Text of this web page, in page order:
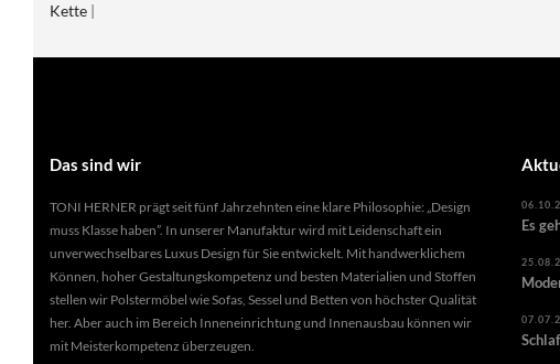
Kette |
Das sind wir
TONI HERNER prägt seit fünf Jahrzehnten eine klare Philosophie: „Design
muss Klasse haben”. In unserer Manufaktur wird mit Leidenschaft ein
unverwechselbares Luxus Design für Sie entwickelt. Mit handwerklichem
Können, hoher Gestaltungskompetenz und besten Materialien und Stoffen
stellen wir Polstermöbel wie Sofas, Sessel und Betten von höchster Qualität
her. Aber auch im Bereich Inneneinrichtung und Innenausbau können wir
mit Meisterkompetenz überzeugen.
Es